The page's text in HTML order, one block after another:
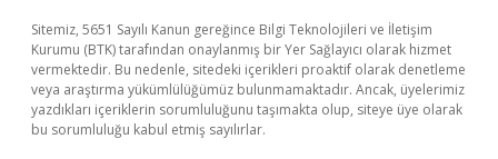
Sitemiz, 5651 Sayılı Kanun gereğince Bilgi Teknolojileri ve İletişim
Kurumu (BTK) tarafından onaylanmış bir Yer Sağlayıcı olarak hizmet
vermektedir. Bu nedenle, sitedeki içerikleri proaktif olarak denetleme
veya araştırma yükümlülüğümüz bulunmamaktadır. Ancak, üyelerimiz
yazdıkları içeriklerin sorumluluğunu taşımakta olup, siteye üye olarak
bu sorumluluğu kabul etmiş sayılırlar.